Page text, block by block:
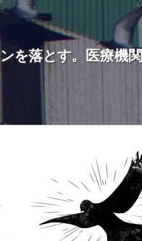
を落とす。医療機